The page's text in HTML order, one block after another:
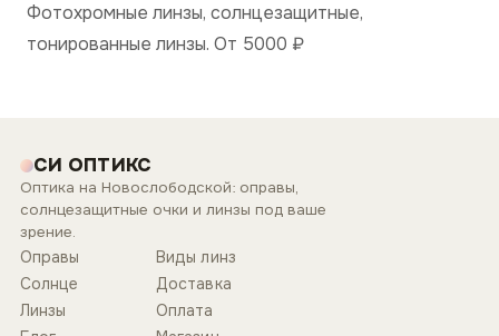
Фотохромные линзы, солнцезащитные,
тонированные линзы. От 5000 ₽
СИ ОПТИКС
Оптика на Новослободской: оправы,
солнцезащитные очки и линзы под ваше
зрение.
Оправы
Солнце
Линзы
Виды линз
Доставка
Оплата